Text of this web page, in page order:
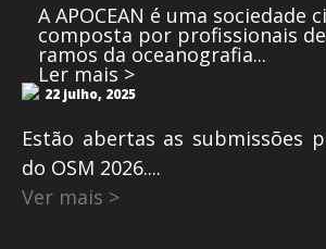
A APOCEAN é uma sociedade
composta por profissionais
ramos da oceanografia...
Ler mais >
22 julho, 2025
Estão abertas as submissões
do OSM 2026....
Ver mais >